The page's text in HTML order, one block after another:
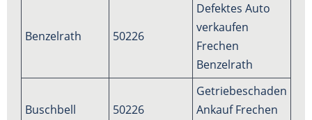
Benzelrath 50226
Defektes Auto
verkaufen
Frechen
Benzelrath
Buschbell 50226
Getriebeschaden
Ankauf Frechen